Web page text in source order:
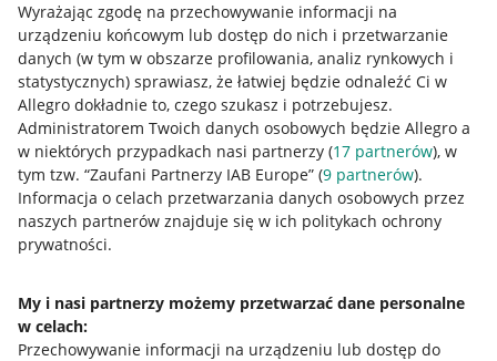
Wyrażając zgodę na przechowywanie informacji na
urządzeniu końcowym lub dostęp do nich i przetwarzanie
danych (w tym w obszarze profilowania, analiz rynkowych i
statystycznych) sprawiasz, że łatwiej będzie odnaleźć Ci w
Allegro dokładnie to, czego szukasz i potrzebujesz.
Administratorem Twoich danych osobowych będzie Allegro a
w niektórych przypadkach nasi partnerzy (17 partnerów), w
tym tzw. “Zaufani Partnerzy IAB Europe” (9 partnerów).
Informacja o celach przetwarzania danych osobowych przez
naszych partnerów znajduje się w ich politykach ochrony
prywatności.
My i nasi partnerzy możemy przetwarzać dane personalne
w celach:
Przechowywanie informacji na urządzeniu lub dostęp do
Przydatne informacje
Jak to działa
Napisz do nas
Allegro Gadane dla sprzedających